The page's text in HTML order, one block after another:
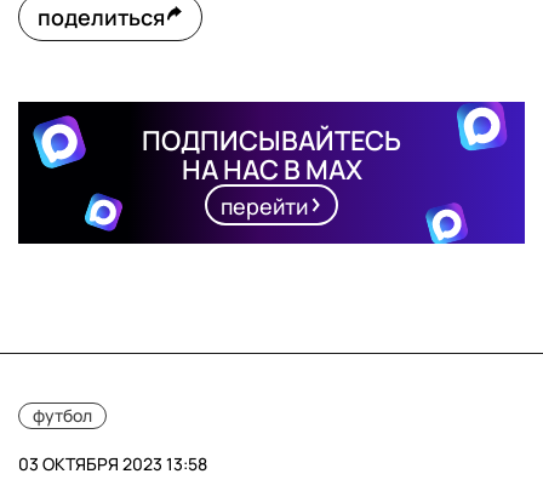
поделиться
ПОДПИСЫВАЙТЕСЬ
НА НАС В MAX
перейти
футбол
03 ОКТЯБРЯ 2023 13:58